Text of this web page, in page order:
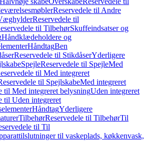
Reservedele til Andre
Reservedele til
til TilbehørSkuffeindsatser og
Håndklædeholdere og
HåndtagBen
Reservedele til StikdåserYderligere
SpejleReservedele til SpejleMed
til Med integreret
til SpejlskabeMed integreret
til Med integreret belysningUden integreret
til Uden integreret
HåndtagYderligere
TilbehørReservedele til TilbehørTil
til Til
til vaskeplads, køkkenvask,